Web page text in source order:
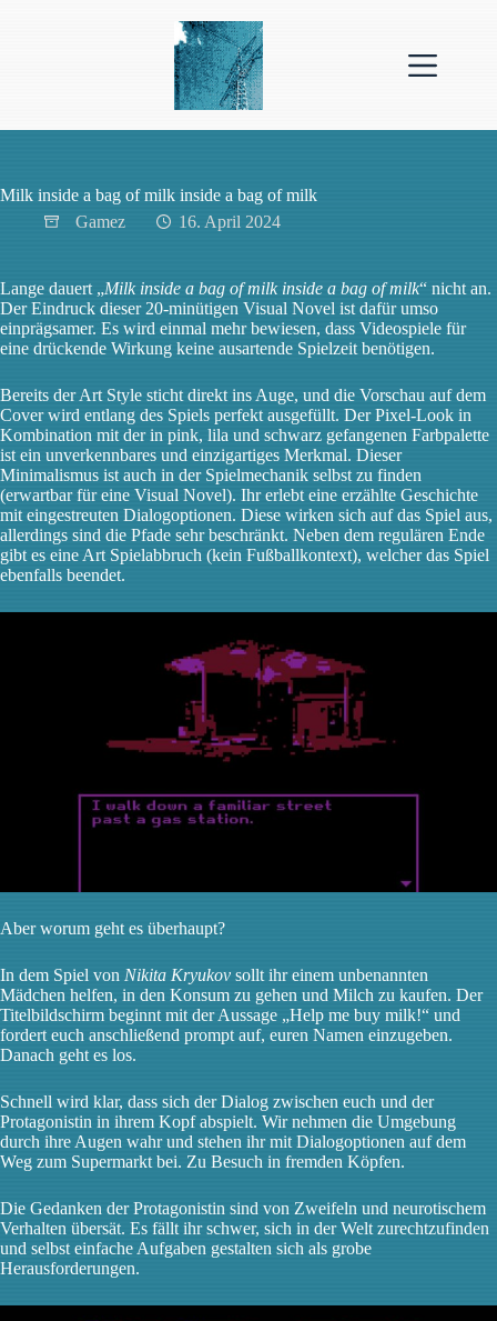
Milk inside a bag of milk inside a bag of milk
Gamez
16. April 2024
Lange dauert „Milk inside a bag of milk inside a bag of milk“ nicht an.
Der Eindruck dieser 20-minütigen Visual Novel ist dafür umso
einprägsamer. Es wird einmal mehr bewiesen, dass Videospiele für
eine drückende Wirkung keine ausartende Spielzeit benötigen.
Bereits der Art Style sticht direkt ins Auge, und die Vorschau auf dem
Cover wird entlang des Spiels perfekt ausgefüllt. Der Pixel-Look in
Kombination mit der in pink, lila und schwarz gefangenen Farbpalette
ist ein unverkennbares und einzigartiges Merkmal. Dieser
Minimalismus ist auch in der Spielmechanik selbst zu finden
(erwartbar für eine Visual Novel). Ihr erlebt eine erzählte Geschichte
mit eingestreuten Dialogoptionen. Diese wirken sich auf das Spiel aus,
allerdings sind die Pfade sehr beschränkt. Neben dem regulären Ende
gibt es eine Art Spielabbruch (kein Fußballkontext), welcher das Spiel
ebenfalls beendet.
Aber worum geht es überhaupt?
In dem Spiel von Nikita Kryukov sollt ihr einem unbenannten
Mädchen helfen, in den Konsum zu gehen und Milch zu kaufen. Der
Titelbildschirm beginnt mit der Aussage „Help me buy milk!“ und
fordert euch anschließend prompt auf, euren Namen einzugeben.
Danach geht es los.
Schnell wird klar, dass sich der Dialog zwischen euch und der
Protagonistin in ihrem Kopf abspielt. Wir nehmen die Umgebung
durch ihre Augen wahr und stehen ihr mit Dialogoptionen auf dem
Weg zum Supermarkt bei. Zu Besuch in fremden Köpfen.
Die Gedanken der Protagonistin sind von Zweifeln und neurotischem
Verhalten übersät. Es fällt ihr schwer, sich in der Welt zurechtzufinden
und selbst einfache Aufgaben gestalten sich als grobe
Herausforderungen.